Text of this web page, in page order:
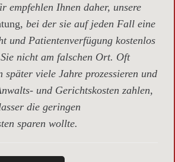
empfehlen Ihnen daher, unsere
bei der sie auf jeden Fall eine
und Patientenverfügung kostenlos
nicht am falschen Ort. Oft
später viele Jahre prozessieren und
und Gerichtskosten zahlen,
die geringen
sparen wollte.